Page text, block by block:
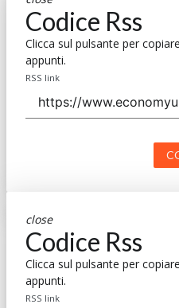
Codice Rss
Clicca sul pulsante per
appunti.
RSS link
close
Codice Rss
Clicca sul pulsante per
appunti.
RSS link